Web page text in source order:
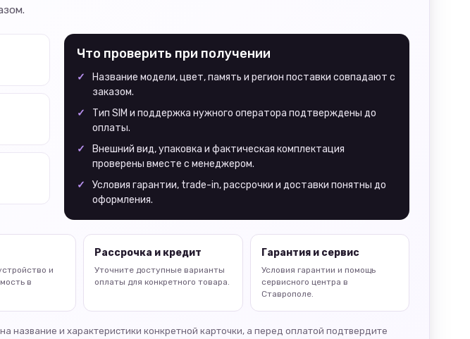
Что проверить при получении
Название модели, цвет, память и регион поставки совпадают с
заказом.
Тип SIM и поддержка нужного оператора подтверждены до
оплаты.
Внешний вид, упаковка и фактическая комплектация
проверены вместе с менеджером.
Условия гарантии, trade-in, рассрочки и доставки понятны до
оформления.
и
в
Рассрочка и кредит
Уточните доступные варианты
оплаты для конкретного товара.
Гарантия и сервис
Условия гарантии и помощь
сервисного центра в
Ставрополе.
название и характеристики конкретной карточки, а перед оплатой подтвердите